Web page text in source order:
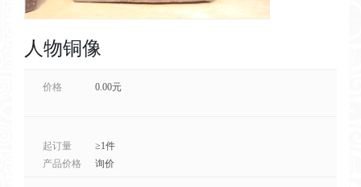
人物铜像
价格 0.00元
起订量
≥1件
产品价格
询价